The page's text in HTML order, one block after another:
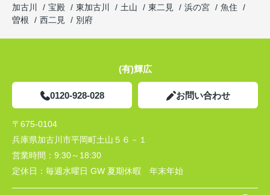
加古川
宝殿 東加古川 土山 東二見 浜の宮
魚住
曽根
西二見 別府
(有)輝広
0120-928-028 お問い合わせ
〒675-0104
兵庫県加古川市平岡町土山５６－１
営業時間： 9:30～18:30
定休日： 毎週水曜日 GW 夏期休暇 年末年始